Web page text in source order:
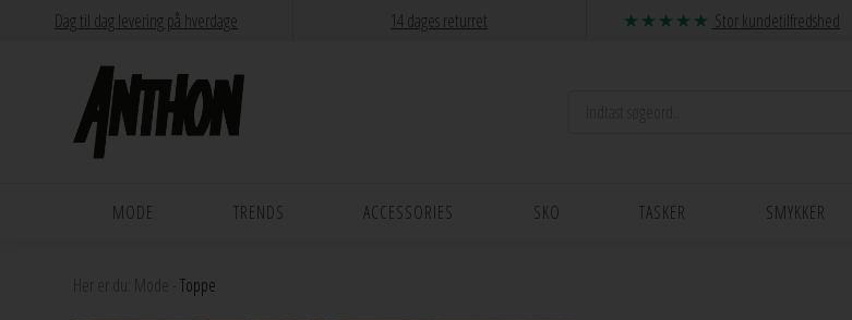
Dag til dag levering på hverdage 14 dages returret Stor kundetilfredshed
MODE TRENDS ACCESSORIES SKO TASKER SMYKKER
Her er du: Mode -Toppe